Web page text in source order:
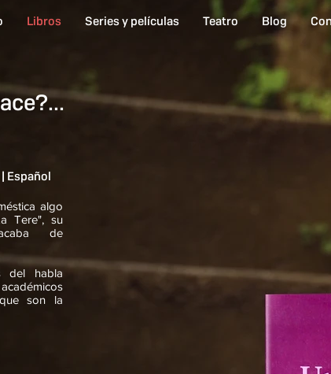
Libros Series y películas Teatro Blog
Español
algo
Tere", su
de
del habla
son la